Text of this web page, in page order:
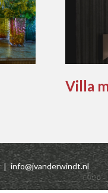
Villa
| info@jvanderwindt.nl